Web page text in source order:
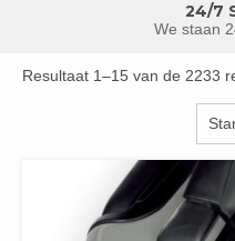
24/7
We staan
Resultaat 1–15 van de 2233